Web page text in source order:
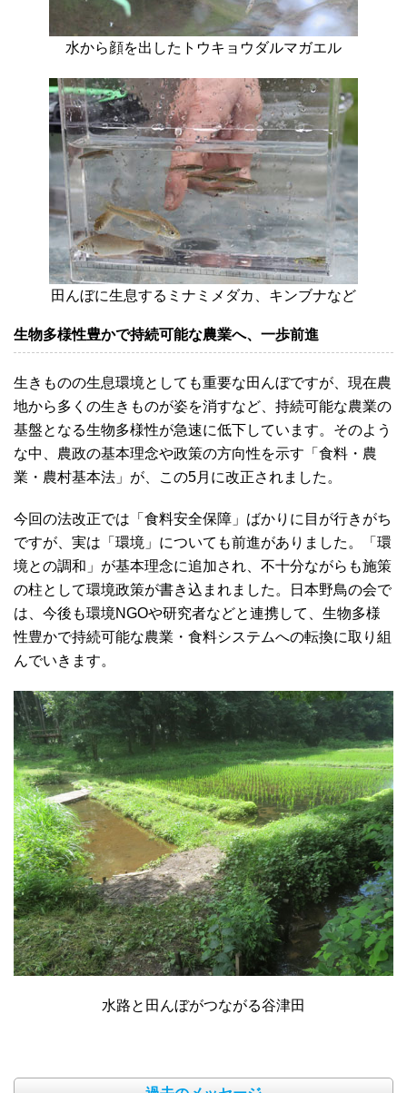
水から顔を出したトウキョウダルマガエル
田んぼに生息するミナミメダカ、キンブナなど
生物多様性豊かで持続可能な農業へ、一歩前進
生きものの生息環境としても重要な田んぼですが、現在農
地から多くの生きものが姿を消すなど、持続可能な農業の
基盤となる生物多様性が急速に低下しています。そのよう
な中、農政の基本理念や政策の方向性を示す「食料・農
業・農村基本法」が、この5月に改正されました。
今回の法改正では「食料安全保障」ばかりに目が行きがち
ですが、実は「環境」についても前進がありました。「環
境との調和」が基本理念に追加され、不十分ながらも施策
の柱として環境政策が書き込まれました。日本野鳥の会で
は、今後も環境NGOや研究者などと連携して、生物多様
性豊かで持続可能な農業・食料システムへの転換に取り組
んでいきます。
水路と田んぼがつながる谷津田